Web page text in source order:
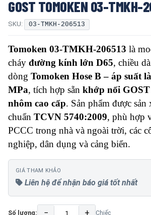
GOST TOMOKEN 03-TMKH-
SKU: 03-TMKH-206513
Tomoken 03-TMKH-206513 là
cháy đường kính lớn D65, chiều
dòng Tomoken Hose B – áp suất
MPa, tích hợp sẵn khớp nối
nhôm cao cấp. Sản phẩm được sản
chuẩn TCVN 5740:2009, phù hợp
PCCC trong nhà và ngoài trời, các
nghiệp, dân dụng và cảng biển.
GIÁ THAM KHẢO
Liên hệ để nhận báo giá tốt nhất
Số lượng: − + Chiếc